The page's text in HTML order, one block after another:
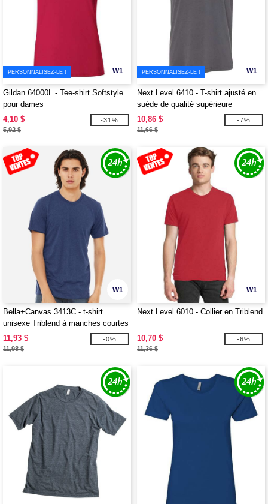
W1
PERSONNALISEZ-LE !
Gildan 64000L - Tee-shirt Softstyle
pour dames
4,10 $
5,92 $
-31%
W1
PERSONNALISEZ-LE !
Next Level 6410 - T-shirt ajusté en
suède de qualité supérieure
10,86 $
11,66 $
-7%
W1
Bella+Canvas 3413C - t-shirt
unisexe Triblend à manches courtes
11,93 $
11,98 $
-0%
W1
Next Level 6010 - Collier en Triblend
10,70 $
11,36 $
-6%